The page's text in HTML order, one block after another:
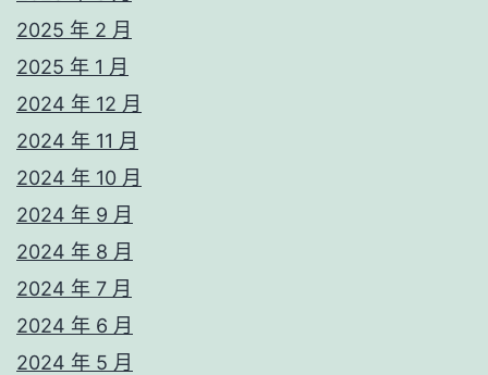
2025 年 2 月
2025 年 1 月
2024 年 12 月
2024 年 11 月
2024 年 10 月
2024 年 9 月
2024 年 8 月
2024 年 7 月
2024 年 6 月
2024 年 5 月